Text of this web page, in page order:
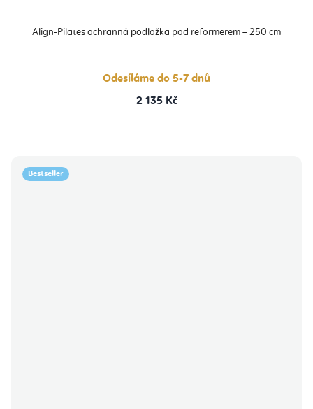
Align-Pilates ochranná podložka pod reformerem – 250 cm
Odesíláme do 5-7 dnů
2 135 Kč
Bestseller